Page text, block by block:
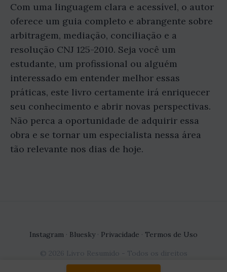
Com uma linguagem clara e acessível, o autor
oferece um guia completo e abrangente sobre
arbitragem, mediação, conciliação e a
resolução CNJ 125-2010. Seja você um
estudante, um profissional ou alguém
interessado em entender melhor essas
práticas, este livro certamente irá enriquecer
seu conhecimento e abrir novas perspectivas.
Não perca a oportunidade de adquirir essa
obra e se tornar um especialista nessa área
tão relevante nos dias de hoje.
Instagram · Bluesky· Privacidade · Termos de Uso
© 2026 Livro Resumido - Todos os direitos
reservados.